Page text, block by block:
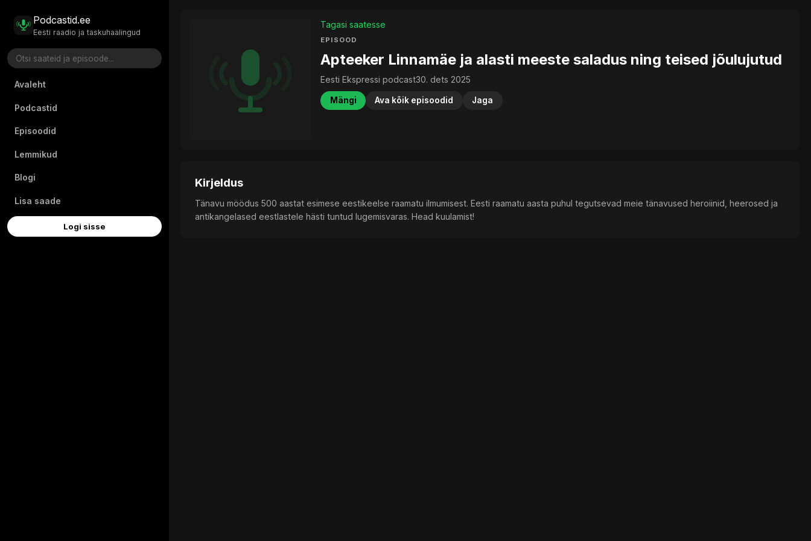
Podcastid.ee
Eesti raadio ja taskuhaalingud
Avaleht
Podcastid
Episoodid
Lemmikud
Blogi
Lisa saade
Logi sisse
Tagasi saatesse
EPISOOD
Apteeker Linnamäe ja alasti meeste saladus ning teised jõulujutud
Eesti Ekspressi podcast30. dets 2025
Mängi Ava kõik episoodid Jaga
Kirjeldus
Tänavu möödus 500 aastat esimese eestikeelse raamatu ilmumisest. Eesti raamatu aasta puhul tegutsevad meie tänavused heroiinid, heerosed ja
antikangelased eestlastele hästi tuntud lugemisvaras. Head kuulamist!